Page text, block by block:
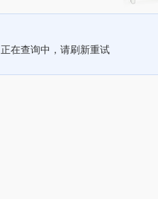
正在查询中，请刷新重试